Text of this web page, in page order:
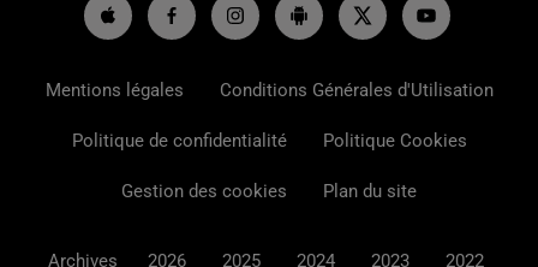
Mentions légales Conditions Générales d'Utilisation
Politique de confidentialité Politique Cookies
Gestion des cookies Plan du site
Archives 2026 2025 2024 2023 2022